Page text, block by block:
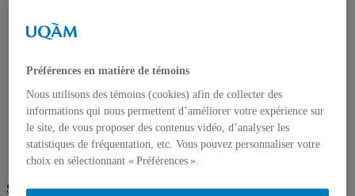
Travaux de recherche en cours
Équipe enseignante
Professeurs réguliers
Professeurs associés
Professeure visiteuse
Chargés de cours
Ressources pour l'équipe
Suivez-nous
Préférences en matière de témoins
Nous utilisons des témoins (cookies) afin de collecter des
informations qui nous permettent d’améliorer votre expérience sur
le site, de vous proposer des contenus vidéo, d’analyser les
statistiques de fréquentation, etc. Vous pouvez personnaliser votre
choix en sélectionnant « Préférences ».